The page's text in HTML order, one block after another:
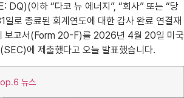
DQ)(이하 “다코 뉴 에너지”, “회사” 또는 “당
로 종료된 회계연도에 대한 감사 완료 연결재
보고서(Form 20-F)를 2026년 4월 20일 미국
에 제출했다고 오늘 발표했습니다.
뉴스